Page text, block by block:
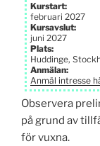
Kurstart:
februari 2027
Kursavslut:
juni 2027
Plats:
Huddinge,
Anmälan:
Anmäl intresse
Observera
på grund av
för vuxna.